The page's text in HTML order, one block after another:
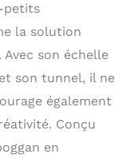
petits
la solution
son échelle
son tunnel, il ne
également
Conçu
en